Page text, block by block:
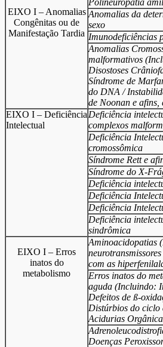
EIXO I – Anomalias
Congênitas ou de
Manifestação Tardia
Anomalias da
sexo
Imunodeficiências
Anomalias
malformativos
Disostoses
Síndrome de
do DNA /
de Noonan e afins,
EIXO I – Deficiência
Intelectual
Deficiência
complexos
Deficiência
cromossômica
Síndrome Rett e
Síndrome do X-
Deficiência
Deficiência
Deficiência
Deficiência
sindrômica
EIXO I – Erros
inatos do
metabolismo
Aminoacidopatias
com as
Erros inatos do
aguda (Incluindo:
Defeitos de ß-
Distúrbios do
Acidurias
Doenças